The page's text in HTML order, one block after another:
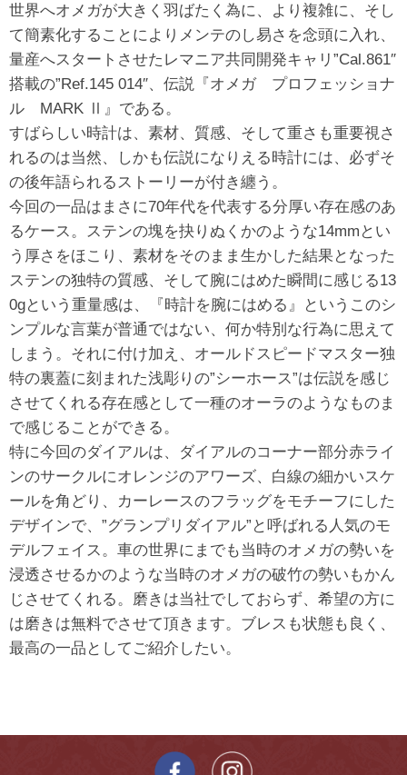
世界へオメガが大きく羽ばたく為に、より複雑に、そし
て簡素化することによりメンテのし易さを念頭に入れ、
量産へスタートさせたレマニア共同開発キャリ”Cal.861″
搭載の”Ref.145 014″、伝説『オメガ プロフェッショナ
ル MARK Ⅱ』である。
すばらしい時計は、素材、質感、そして重さも重要視さ
れるのは当然、しかも伝説になりえる時計には、必ずそ
の後年語られるストーリーが付き纏う。
今回の一品はまさに70年代を代表する分厚い存在感のあ
るケース。ステンの塊を抉りぬくかのような14mmとい
う厚さをほこり、素材をそのまま生かした結果となった
ステンの独特の質感、そして腕にはめた瞬間に感じる13
0gという重量感は、『時計を腕にはめる』というこのシ
ンプルな言葉が普通ではない、何か特別な行為に思えて
しまう。それに付け加え、オールドスピードマスター独
特の裏蓋に刻まれた浅彫りの”シーホース”は伝説を感じ
させてくれる存在感として一種のオーラのようなものま
で感じることができる。
特に今回のダイアルは、ダイアルのコーナー部分赤ライ
ンのサークルにオレンジのアワーズ、白線の細かいスケ
ールを角どり、カーレースのフラッグをモチーフにした
デザインで、”グランプリダイアル”と呼ばれる人気のモ
デルフェイス。車の世界にまでも当時のオメガの勢いを
浸透させるかのような当時のオメガの破竹の勢いもかん
じさせてくれる。磨きは当社でしておらず、希望の方に
は磨きは無料でさせて頂きます。ブレスも状態も良く、
最高の一品としてご紹介したい。